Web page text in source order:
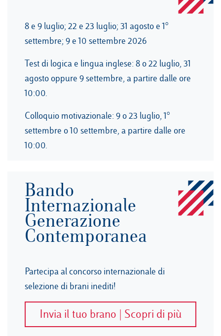
8 e 9 luglio; 22 e 23 luglio; 31 agosto e 1°
settembre; 9 e 10 settembre 2026
Test di logica e lingua inglese: 8 o 22 luglio, 31
agosto oppure 9 settembre, a partire dalle ore
10:00.
Colloquio motivazionale: 9 o 23 luglio, 1°
settembre o 10 settembre, a partire dalle ore
10:00.
Bando
Internazionale
Generazione
Contemporanea
Partecipa al concorso internazionale di
selezione di brani inediti!
Invia il tuo brano | Scopri di più